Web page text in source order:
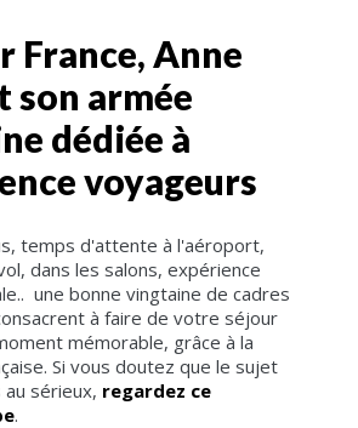
France, Anne
son armée
dédiée à
voyageurs
temps d'attente à l'aéroport,
dans les salons, expérience
une bonne vingtaine de cadres
à faire de votre séjour
mémorable, grâce à la
Si vous doutez que le sujet
sérieux, regardez ce
.